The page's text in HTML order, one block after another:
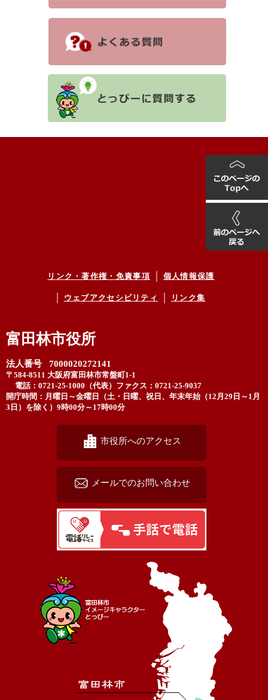
リンク・著作権・免責事項 個人情報保護
ウェブアクセシビリティ リンク集
富田林市役所
法人番号 7000020272141
〒584-8511 大阪府富田林市常盤町1-1
電話：0721-25-1000（代表） ファクス：0721-25-9037
開庁時間：月曜日～金曜日（土・日曜、祝日、年末年始（12月29日～1月
3日）を除く）9時00分～17時00分
市役所へのアクセス
メールでのお問い合わせ